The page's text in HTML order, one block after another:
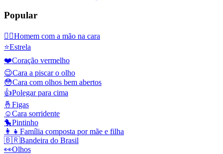
Popular
🤦‍♂️Homem com a mão na cara
⭐Estrela
❤️Coração vermelho
😉Cara a piscar o olho
😳Cara com olhos bem abertos
👍Polegar para cima
🤞 Figas
☺️Cara sorridente
🐤Pintinho
👩‍👧 Família composta por mãe e filha
🇧🇷Bandeira do Brasil
👀Olhos